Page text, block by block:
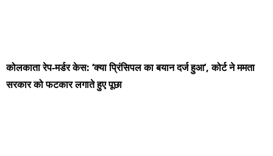
कोलकाता रेप-मर्डर केस: ‘क्या प्रिंसिपल का बयान दर्ज हुआ’, कोर्ट ने ममता
सरकार को फटकार लगाते हुए पूछा